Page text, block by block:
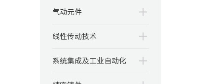
气动元件
线性传动技术
系统集成及工业自动化